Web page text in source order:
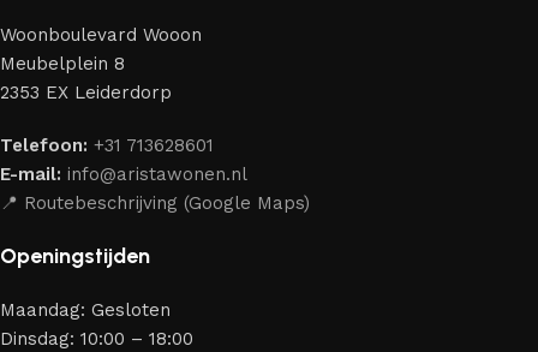
Ons assortiment bestaat uit producten van betrouwbare
merken die al jarenlang hun vakmanschap en eerlijkheid
bewijzen. Al onze leveranciers garanderen meubels van
jarenlang kunt genieten van jouw interieur.
Woonboulevard Wooon
Meubelplein 8
2353 EX Leiderdorp
Telefoon: +31 713628601
E-mail: info@aristawonen.nl
📍 Routebeschrijving (Google Maps)
Openingstijden
Maandag: Gesloten
Dinsdag: 10:00 – 18:00